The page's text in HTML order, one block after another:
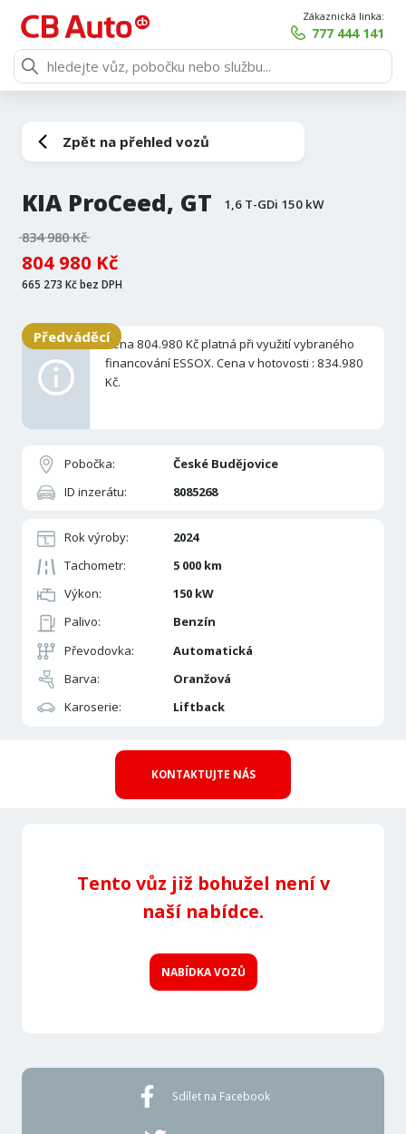
Zákaznická linka:
777 444 141
Zpět na přehled vozů
KIA ProCeed, GT 1,6 T-GDi 150 kW
834 980 Kč
804 980 Kč
665 273 Kč bez DPH
Pobočka:
České Budějovice
ID inzerátu:
8085268
Rok výroby:
2024
Tachometr:
5 000 km
Výkon:
150 kW
Palivo:
Benzín
Převodovka:
Automatická
Barva:
Oranžová
Karoserie:
Liftback
PředváděcíCena 804.980 Kč platná při využití vybraného
financování ESSOX. Cena v hotovosti : 834.980
Kč.
KONTAKTUJTE NÁS
Tento vůz již bohužel není v
naší nabídce.
NABÍDKA VOZŮ
Sdílet na Facebook